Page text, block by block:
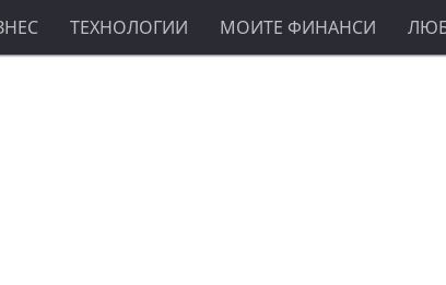
ТЕХНОЛОГИИ МОИТЕ ФИНАНСИ